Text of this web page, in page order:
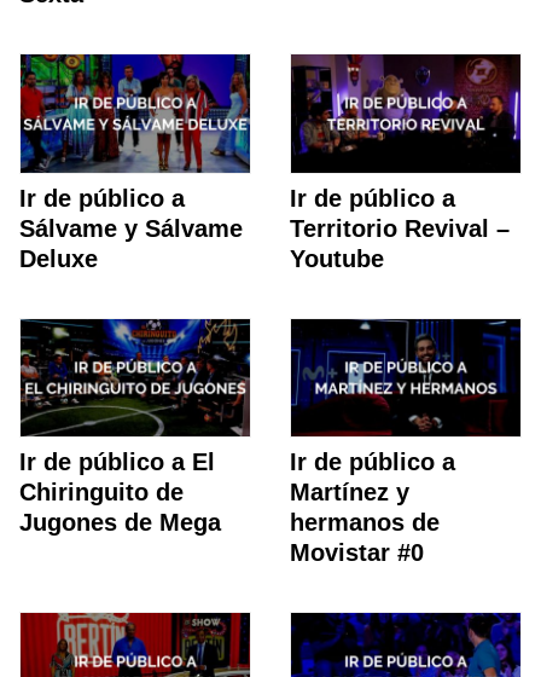
Ir de público a
Sálvame y Sálvame
Deluxe
Ir de público a
Territorio Revival –
Youtube
Ir de público a El
Chiringuito de
Jugones de Mega
Ir de público a
Martínez y
hermanos de
Movistar #0